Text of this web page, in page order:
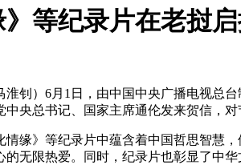
》等纪录片在老挝
）6月1日，由中国中央广播电视总
央总书记、国家主席通伦发来贺信，对
》等纪录片中蕴含着中国哲思智慧，
无限热爱。同时，纪录片也彰显了中